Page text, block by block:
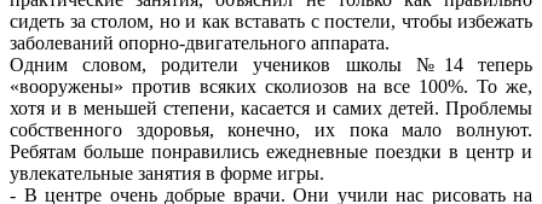
сидеть за столом, но и как вставать с постели, чтобы избежать
заболеваний опорно-двигательного аппарата.
Одним словом, родители учеников школы №14 теперь
«вооружены» против всяких сколиозов на все 100%. То же,
хотя и в меньшей степени, касается и самих детей. Проблемы
собственного здоровья, конечно, их пока мало волнуют.
Ребятам больше понравились ежедневные поездки в центр и
увлекательные занятия в форме игры.
- В центре очень добрые врачи. Они учили нас рисовать на